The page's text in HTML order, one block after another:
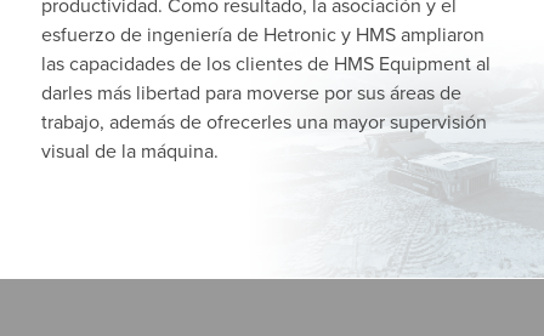
productividad. Como resultado, la asociación y el
esfuerzo de ingeniería de Hetronic y HMS ampliaron
las capacidades de los clientes de HMS Equipment al
darles más libertad para moverse por sus áreas de
trabajo, además de ofrecerles una mayor supervisión
visual de la máquina.